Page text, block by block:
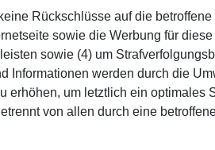
Rückschlüsse auf die
sowie die Werbung für
sowie (4) um
werden durch die
um letztlich ein optimales
von allen durch eine